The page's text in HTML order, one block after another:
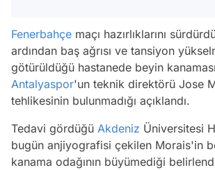
Fenerbahçe maçı hazırlıklarını
ardından baş ağrısı ve tansiyon
götürüldüğü hastanede beyin
Antalyaspor'un teknik direktörü Jose
tehlikesinin bulunmadığı açıklandı.
Tedavi gördüğü Akdeniz Üniversitesi
bugün anjiyografisi çekilen Morais'in
kanama odağının büyümediği